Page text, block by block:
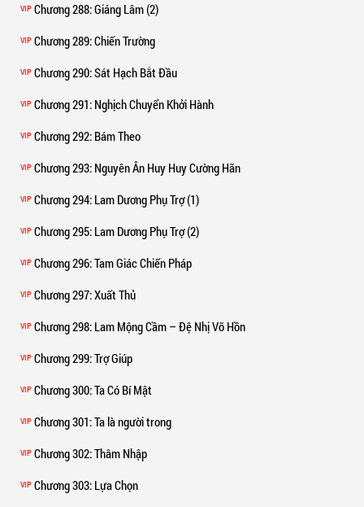
VIP Chương 288: Giáng Lâm (2)
VIP Chương 289: Chiến Trường
VIP Chương 290: Sát Hạch Bắt Đầu
VIP Chương 291: Nghịch Chuyển Khởi Hành
VIP Chương 292: Bám Theo
VIP Chương 293: Nguyên Ân Huy Huy Cường Hãn
VIP Chương 294: Lam Dương Phụ Trợ (1)
VIP Chương 295: Lam Dương Phụ Trợ (2)
VIP Chương 296: Tam Giác Chiến Pháp
VIP Chương 297: Xuất Thủ
VIP Chương 298: Lam Mộng Cầm – Đệ Nhị Võ Hồn
VIP Chương 299: Trợ Giúp
VIP Chương 300: Ta Có Bí Mật
VIP Chương 301: Ta là người trong
VIP Chương 302: Thâm Nhập
VIP Chương 303: Lựa Chọn